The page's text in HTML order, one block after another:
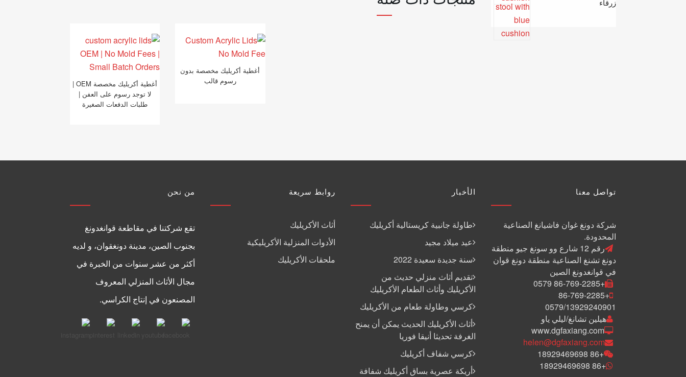
أغطية أكريليك مخصصة OEM |
لا توجد رسوم على العفن |
طلبات الدفعات الصغيرة
أغطية أكريليك مخصصة بدون
رسوم قالب
من نحن
تقع شركتنا في مقاطعة قوانغدونغ
بجنوب الصين، مدينة دونغقوان، و لديه
أكثر من عشر سنوات من الخبرة في
مجال الأثاث المنزلي المعروف
المصنعون في إنتاج الكراسي.
روابط سريعة
أثاث الأكريليك
الأدوات المنزلية الأكريليكية
ملحقات الأكريليك
الأخبار
طاولة جانبية كريستالية أكريليك
عيد ميلاد مجيد
سنة جديدة سعيدة 2022
تقديم أثاث منزلي حديث من
الأكريليك وأثاث الطعام الأكريليك
كرسي وطاولة طعام من الأكريليك
أثاث الأكريليك الحديث يمكن أن يمنح
الغرفة تحديثا أنيقا فوريا
كرسي شفاف أكريليك
أريكة عصرية بساق أكريليك شفافة
تواصل معنا
شركة دونغ غوان فاشيانغ الصناعية
المحدودة.
رقم 12 شارع وو سونغ جيو منطقة
دونغ تشنغ الصناعية منطقة دونغ قوان
في قوانغدونغ الصين
+86-769-2285 0579
+86-769-2285
0579/13929240901
هيلين تشانغ/ليلي ياو
www.dgfaxiang.com
helen@dgfaxiang.com
+86 18929469698
+86 18929469698